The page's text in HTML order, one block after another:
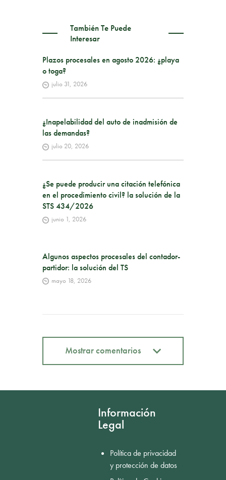
También Te Puede
Interesar
Plazos procesales en agosto 2026: ¿playa
o toga?
julio 31, 2026
¿Inapelabilidad del auto de inadmisión de
las demandas?
julio 20, 2026
¿Se puede producir una citación telefónica
en el procedimiento civil? la solución de la
STS 434/2026
junio 1, 2026
Algunos aspectos procesales del contador-
partidor: la solución del TS
mayo 18, 2026
Mostrar comentarios
Información
Legal
Política de privacidad
y protección de datos